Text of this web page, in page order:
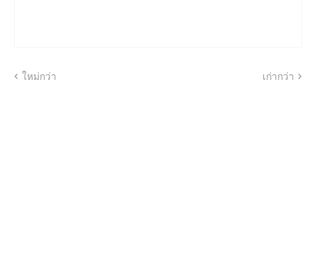
ใหม่กว่า เก่ากว่า